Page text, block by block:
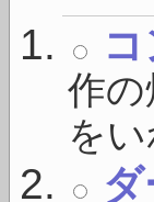
作
を